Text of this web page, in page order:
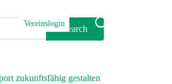
Vereinslogin
zukunftsfähig gestalten